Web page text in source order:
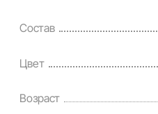
Состав
Цвет
Возраст